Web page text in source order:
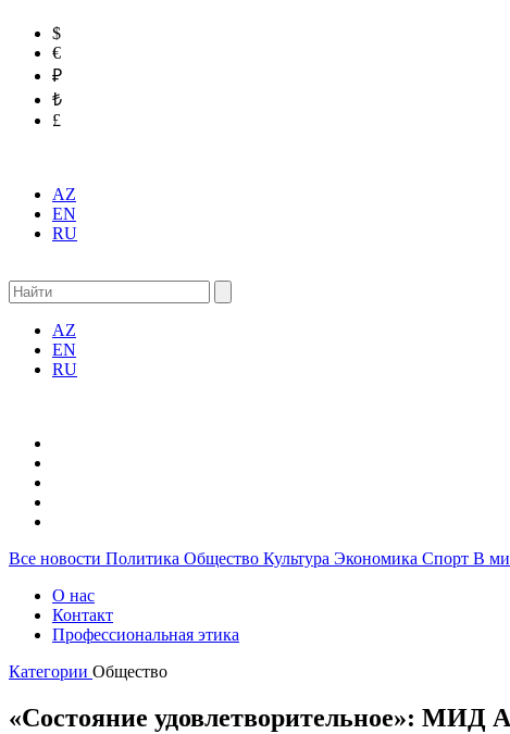
$
€
₽
₺
£
AZ
EN
RU
AZ
EN
RU
Все новости Политика Общество Культура Экономика Спорт В
О нас
Контакт
Профессиональная этика
Категории Общество
«Состояние удовлетворительное»: МИД